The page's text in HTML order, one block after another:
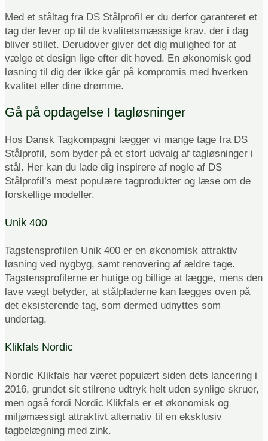
Med et ståltag fra DS Stålprofil er du derfor garanteret et
tag der lever op til de kvalitetsmæssige krav, der i dag
bliver stillet. Derudover giver det dig mulighed for at
vælge et design lige efter dit hoved. En økonomisk god
løsning til dig der ikke går på kompromis med hverken
kvalitet eller dine drømme.
Gå på opdagelse I tagløsninger
Hos Dansk Tagkompagni lægger vi mange tage fra DS
Stålprofil, som byder på et stort udvalg af tagløsninger i
stål. Her kan du lade dig inspirere af nogle af DS
Stålprofil’s mest populære tagprodukter og læse om de
forskellige modeller.
Unik 400
Tagstensprofilen Unik 400 er en økonomisk attraktiv
løsning ved nygbyg, samt renovering af ældre tage.
Tagstensprofilerne er hutige og billige at lægge, mens den
lave vægt betyder, at stålpladerne kan lægges oven på
det eksisterende tag, som dermed udnyttes som
undertag.
Klikfals Nordic
Nordic Klikfals har været populært siden dets lancering i
2016, grundet sit stilrene udtryk helt uden synlige skruer,
men også fordi Nordic Klikfals er et økonomisk og
miljømæssigt attraktivt alternativ til en eksklusiv
tagbelægning med zink.